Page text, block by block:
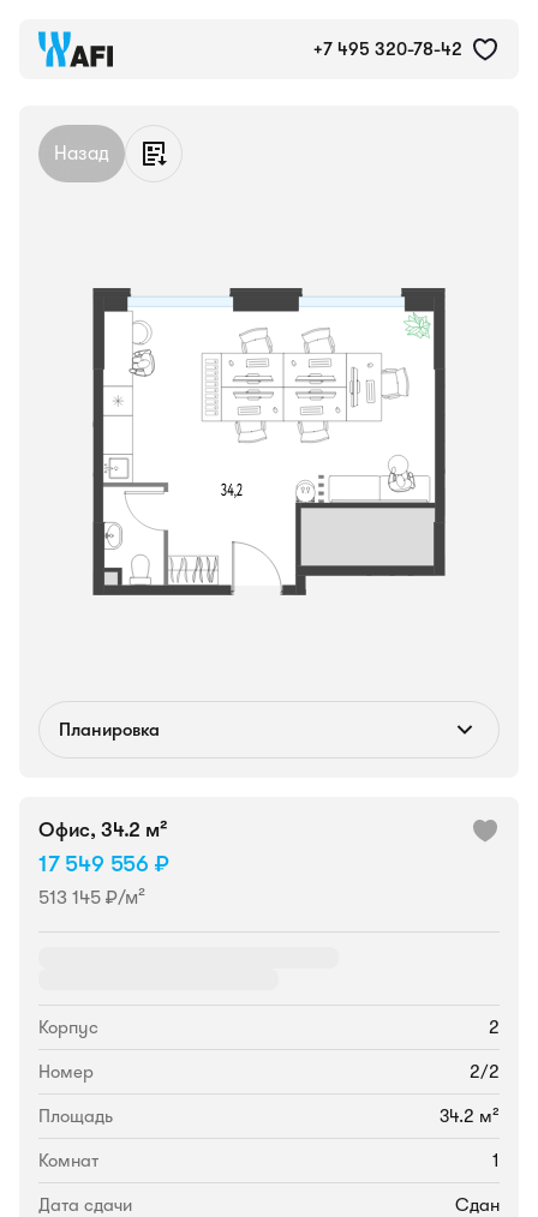
+7 495 320-78-42
Коммерческое
Назад
Планировка
Офис, 34.2 м²
17 549 556 ₽
513 145 ₽/м²
Корпус 2
Номер 2/2
Площадь 34.2 м²
Комнат 1
Дата сдачи Сдан